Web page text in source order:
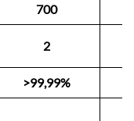
700
2
>99,99%